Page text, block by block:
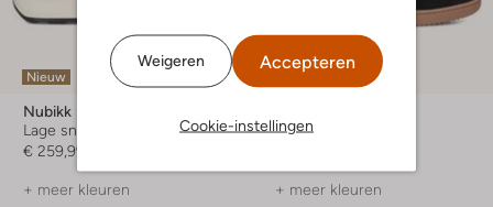
Weigeren Accepteren
Cookie-instellingen
Nieuw
Nubikk
Lage sneakers
€ 259,99
+ meer kleuren
Nieuw
Lage sneakers
+ meer kleuren